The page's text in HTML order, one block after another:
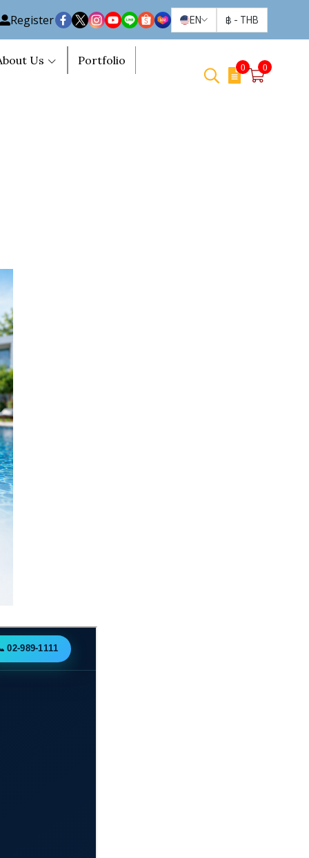
Register EN ฿ - THB
Us Portfolio 0 0